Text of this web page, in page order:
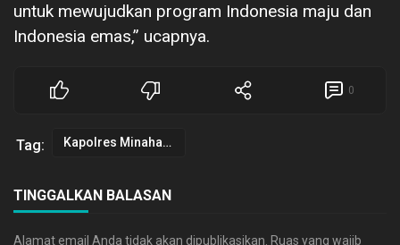
untuk mewujudkan program Indonesia maju dan
Indonesia emas,” ucapnya.
0
Tag: Kapolres Minahasa
TINGGALKAN BALASAN
Alamat email Anda tidak akan dipublikasikan. Ruas yang wajib